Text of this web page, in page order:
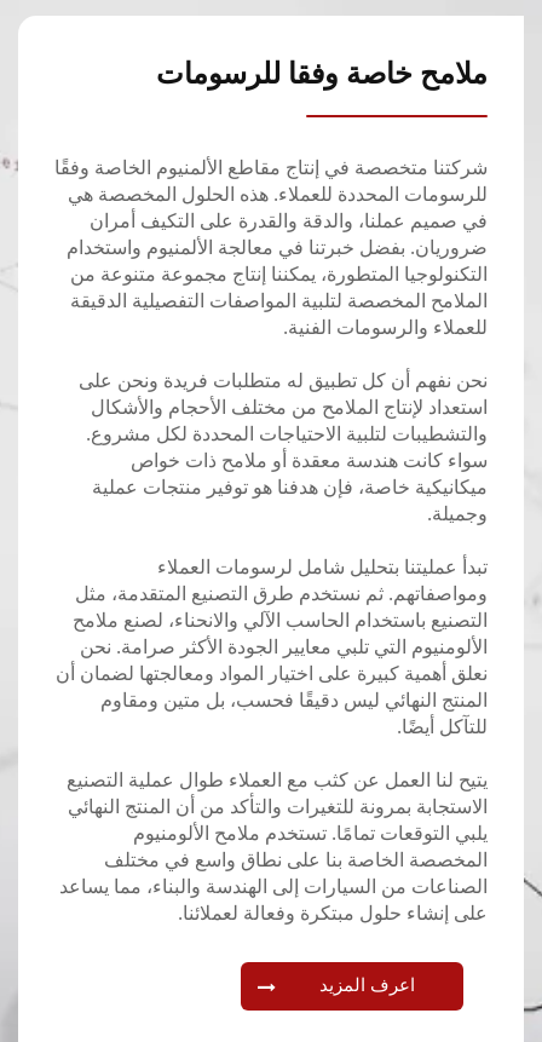
ملامح خاصة وفقا للرسومات
شركتنا متخصصة في إنتاج مقاطع الألمنيوم الخاصة وفقًا
للرسومات المحددة للعملاء. هذه الحلول المخصصة هي
في صميم عملنا، والدقة والقدرة على التكيف أمران
ضروريان. بفضل خبرتنا في معالجة الألمنيوم واستخدام
التكنولوجيا المتطورة، يمكننا إنتاج مجموعة متنوعة من
الملامح المخصصة لتلبية المواصفات التفصيلية الدقيقة
للعملاء والرسومات الفنية.
نحن نفهم أن كل تطبيق له متطلبات فريدة ونحن على
استعداد لإنتاج الملامح من مختلف الأحجام والأشكال
والتشطيبات لتلبية الاحتياجات المحددة لكل مشروع.
سواء كانت هندسة معقدة أو ملامح ذات خواص
ميكانيكية خاصة، فإن هدفنا هو توفير منتجات عملية
وجميلة.
تبدأ عمليتنا بتحليل شامل لرسومات العملاء
ومواصفاتهم. ثم نستخدم طرق التصنيع المتقدمة، مثل
التصنيع باستخدام الحاسب الآلي والانحناء، لصنع ملامح
الألومنيوم التي تلبي معايير الجودة الأكثر صرامة. نحن
نعلق أهمية كبيرة على اختيار المواد ومعالجتها لضمان أن
المنتج النهائي ليس دقيقًا فحسب، بل متين ومقاوم
للتآكل أيضًا.
يتيح لنا العمل عن كثب مع العملاء طوال عملية التصنيع
الاستجابة بمرونة للتغيرات والتأكد من أن المنتج النهائي
يلبي التوقعات تمامًا. تستخدم ملامح الألومنيوم
المخصصة الخاصة بنا على نطاق واسع في مختلف
الصناعات من السيارات إلى الهندسة والبناء، مما يساعد
على إنشاء حلول مبتكرة وفعالة لعملائنا.
اعرف المزيد